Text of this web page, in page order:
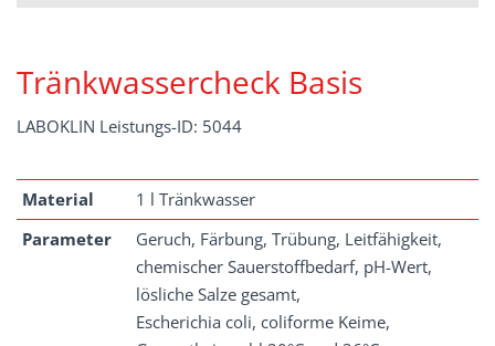
Tränkwassercheck Basis
LABOKLIN Leistungs-ID: 5044
Material
1 l Tränkwasser
Parameter
Geruch, Färbung, Trübung, Leitfähigkeit,
chemischer Sauerstoffbedarf, pH-Wert,
lösliche Salze gesamt,
Escherichia coli, coliforme Keime,